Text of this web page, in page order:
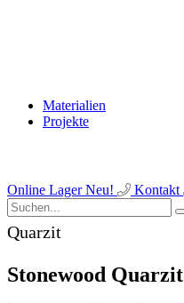
Materialien
Projekte
Online LagerNeu! Kontakt
Quarzit
Stonewood Quarzit